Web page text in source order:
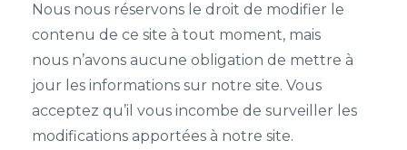
Nous nous réservons le droit de modifier le
contenu de ce site à tout moment, mais
nous n’avons aucune obligation de mettre à
jour les informations sur notre site. Vous
acceptez qu’il vous incombe de surveiller les
modifications apportées à notre site.